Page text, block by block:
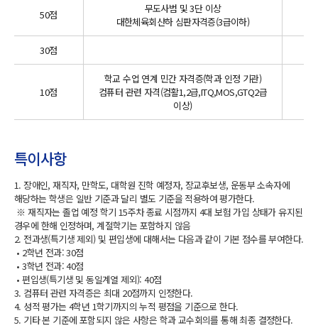
50점
무도사범 및 3단 이상
대한체육회산하 심판자격증(3급이하)
30점
10점
학교 수업 연계 민간 자격증(학과 인정 기관)
컴퓨터 관련 자격(컴활1,2급,ITQ,MOS,GTQ2급
이상)
특이사항
1. 장애인, 재직자, 만학도, 대학원 진학 예정자, 장교후보생, 운동부 소속자에
해당하는 학생은 일반 기준과 달리 별도 기준을 적용하여 평가한다.
※ 재직자는 졸업 예정 학기 15주차 종료 시점까지 4대 보험 가입 상태가 유지된
경우에 한해 인정하며, 계절학기는 포함하지 않음
2. 전과생(특기생 제외) 및 편입생에 대해서는 다음과 같이 기본 점수를 부여한다.
• 2학년 전과: 30점
• 3학년 전과: 40점
• 편입생(특기생 및 동일계열 제외): 40점
3. 컴퓨터 관련 자격증은 최대 20점까지 인정한다.
4. 성적 평가는 4학년 1학기까지의 누적 평점을 기준으로 한다.
5. 기타 본 기준에 포함되지 않은 사항은 학과 교수회의를 통해 최종 결정한다.